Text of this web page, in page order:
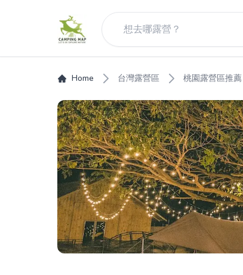
Home 台灣露營區 桃園露營區推薦